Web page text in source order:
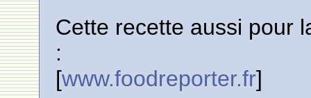
Cette recette aussi pour
:
[www.foodreporter.fr]